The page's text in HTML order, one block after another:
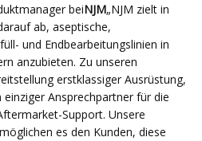
beiNJM„NJM zielt in
ab, aseptische,
und Endbearbeitungslinien in
anzubieten. Zu unseren
erstklassiger Ausrüstung,
Ansprechpartner für die
Support. Unsere
es den Kunden, diese